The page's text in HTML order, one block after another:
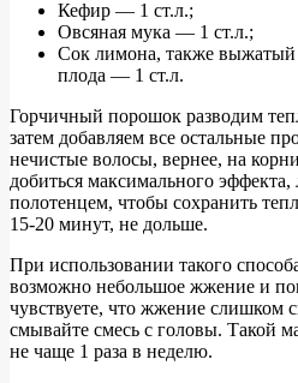
Кефир — 1 ст.л.;
Овсяная мука — 1 ст.л.;
Сок лимона, также выжатый
плода — 1 ст.л.
Горчичный порошок разводим
затем добавляем все остальные
нечистые волосы, вернее, на
добиться максимального
полотенцем, чтобы сохранить
15-20 минут, не дольше.
При использовании такого
возможно небольшое жжение и
чувствуете, что жжение слишком
смывайте смесь с головы. Такой
не чаще 1 раза в неделю.